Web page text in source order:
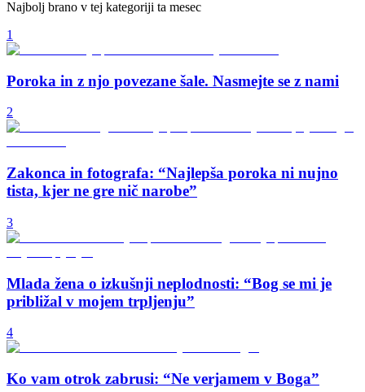
Najbolj brano v tej kategoriji ta mesec
1
Poroka in z njo povezane šale. Nasmejte se z nami
2
Zakonca in fotografa: “Najlepša poroka ni nujno
tista, kjer ne gre nič narobe”
3
Mlada žena o izkušnji neplodnosti: “Bog se mi je
približal v mojem trpljenju”
4
Ko vam otrok zabrusi: “Ne verjamem v Boga”